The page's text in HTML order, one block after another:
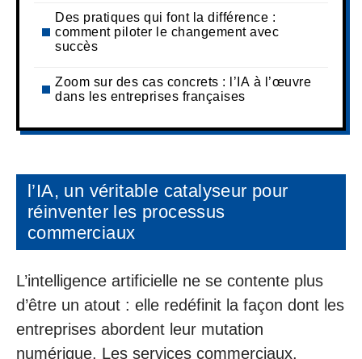
Des pratiques qui font la différence :
comment piloter le changement avec
succès
Zoom sur des cas concrets : l’IA à l’œuvre
dans les entreprises françaises
l’IA, un véritable catalyseur pour
réinventer les processus
commerciaux
L’intelligence artificielle ne se contente plus
d’être un atout : elle redéfinit la façon dont les
entreprises abordent leur mutation
numérique. Les services commerciaux,